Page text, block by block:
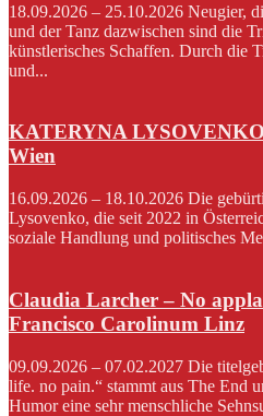
18.09.2026 – 25.10.2026 Neugier,
und der Tanz dazwischen sind die
künstlerisches Schaffen. Durch die
und...
KATERYNA
Wien
16.09.2026 – 18.10.2026 Die
Lysovenko, die seit 2022 in
soziale Handlung und politisches
Claudia Larcher – No
Francisco Carolinum Linz
09.09.2026 – 07.02.2027 Die
life. no pain.“ stammt aus The End
Humor eine sehr menschliche